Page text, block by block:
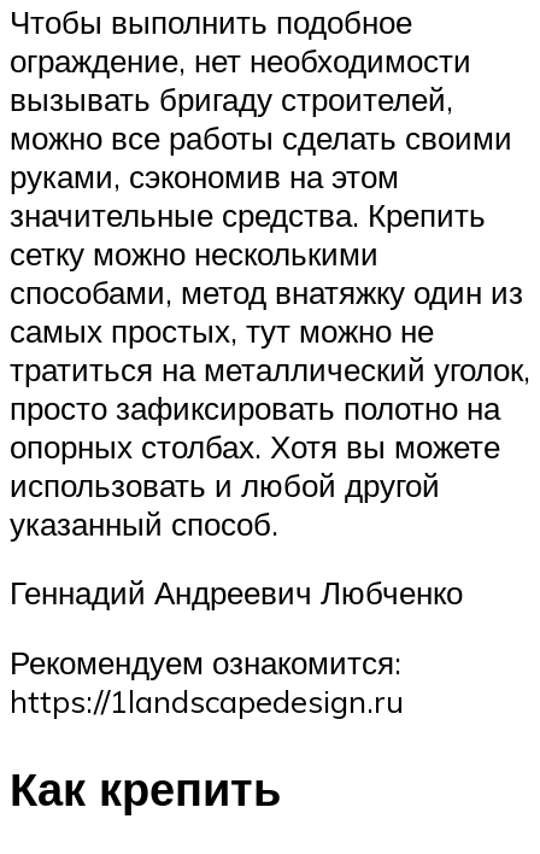
Чтобы выполнить подобное
ограждение, нет необходимости
вызывать бригаду строителей,
можно все работы сделать своими
руками, сэкономив на этом
значительные средства. Крепить
сетку можно несколькими
способами, метод внатяжку один из
самых простых, тут можно не
тратиться на металлический уголок,
просто зафиксировать полотно на
опорных столбах. Хотя вы можете
использовать и любой другой
указанный способ.
Геннадий Андреевич Любченко
Рекомендуем ознакомится:
https://1landscapedesign.ru
Как крепить